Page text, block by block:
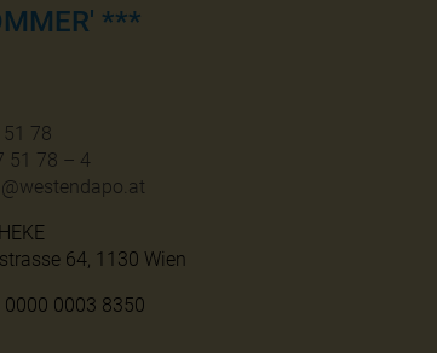
***
78
51 78 – 4
64, 1130 Wien
0000 0003 8350